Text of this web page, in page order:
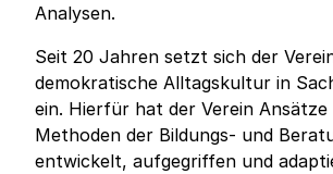
Analysen.
Seit 20 Jahren setzt sich der
demokratische Alltagskultur in
ein. Hierfür hat der Verein Ansätze
Methoden der Bildungs- und
entwickelt, aufgegriffen und